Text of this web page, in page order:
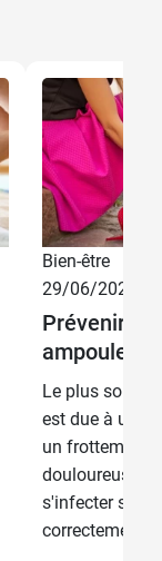
Bien-être
29/06/2026
Prévenir et
ampoules
Le plus
est due à une
un frottement
douloureuse,
s'infecter si
correctement.